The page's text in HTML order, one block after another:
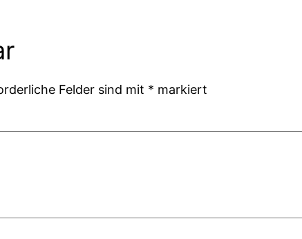
Felder sind mit * markiert